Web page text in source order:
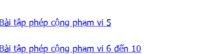
Bài tập phép cộng phạm vi 5
Bài tập phép cộng phạm vi 6 đến 10